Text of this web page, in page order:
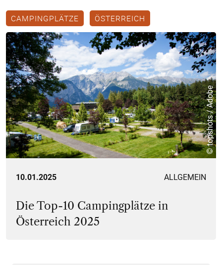
CAMPINGPLÄTZE ÖSTERREICH
© topshots / Adobe
10.01.2025 ALLGEMEIN
Die Top-10 Campingplätze in
Österreich 2025